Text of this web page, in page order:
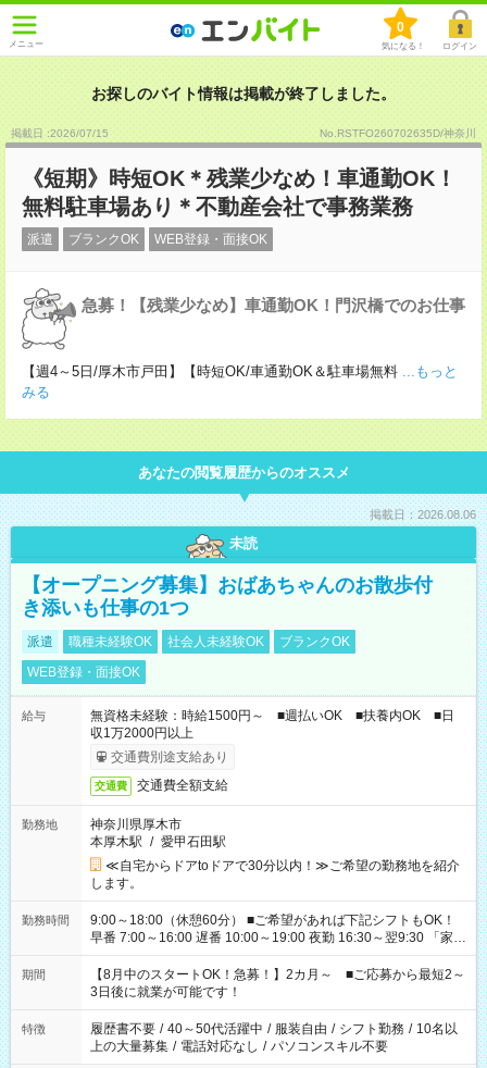
メニュー
0
気になる！ ログイン
お探しのバイト情報は掲載が終了しました。
掲載日 :2026/07/15 No.RSTFO260702635D/神奈川
《短期》時短OK＊残業少なめ！車通勤OK！
無料駐車場あり＊不動産会社で事務業務
派遣 ブランクOK WEB登録・面接OK
急募！【残業少なめ】車通勤OK！門沢橋でのお仕事
【週4～5日/厚木市戸田】【時短OK/車通勤OK＆駐車場無料 ...もっと
みる
あなたの閲覧履歴からのオススメ
掲載日：2026.08.06
未読
【オープニング募集】おばあちゃんのお散歩付
き添いも仕事の1つ
派遣 職種未経験OK 社会人未経験OK
ブランクOK
WEB登録・面接OK
給与
無資格未経験：時給1500円～ ■週払いOK ■扶養内OK ■日
収1万2000円以上
交通費別途支給あり
交通費 交通費全額支給
勤務地
神奈川県厚木市
本厚木駅 / 愛甲石田駅
≪自宅からドアtoドアで30分以内！≫ご希望の勤務地を紹介
します。
勤務時間
9:00～18:00（休憩60分） ■ご希望があれば下記シフトもOK！
早番 7:00～16:00 遅番 10:00～19:00 夜勤 16:30～翌9:30 「家族
と休みを合わせたい」 「余裕を持って夕飯の準備がしたい」
「できれば残業はしたくない」 など、ご希望を教えてください
ね。 ※Wワーク希望の方へ 今ご覧のお仕事で希望する勤務時間
と、もう1つのお仕事の勤務時間。 合計で週40時間を超える場
合は応募できません。
期間
【8月中のスタートOK！急募！】2カ月～ ■ご応募から最短2～
3日後に就業が可能です！
特徴 履歴書不要 / 40～50代活躍中 / 服装自由 / シフト勤務 / 10名以
上の大量募集 / 電話対応なし / パソコンスキル不要